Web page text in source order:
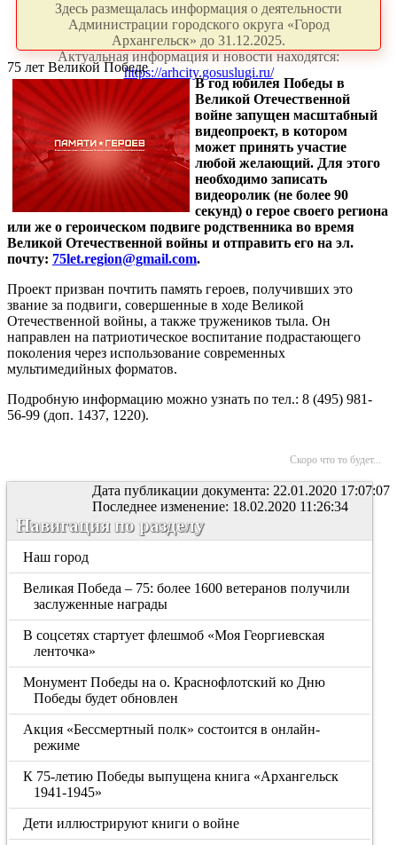
Здесь размещалась информация о деятельности
Администрации городского округа «Город
Архангельск» до 31.12.2025.
Актуальная информация и новости находятся:
https://arhcity.gosuslugi.ru/
75 лет Великой Победе
В год юбилея Победы в
Великой Отечественной
войне запущен масштабный
видеопроект, в котором
может принять участие
любой желающий. Для этого
необходимо записать
видеоролик (не более 90
секунд) о герое своего региона
или же о героическом подвиге родственника во время
Великой Отечественной войны и отправить его на эл.
почту: 75let.region@gmail.com.
Проект призван почтить память героев, получивших это
звание за подвиги, совершенные в ходе Великой
Отечественной войны, а также тружеников тыла. Он
направлен на патриотическое воспитание подрастающего
поколения через использование современных
мультимедийных форматов.
Подробную информацию можно узнать по тел.: 8 (495) 981-
56-99 (доп. 1437, 1220).
Скоро что то будет...
Дата публикации документа: 22.01.2020 17:07:07
Последнее изменение: 18.02.2020 11:26:34
Навигация по разделу
Наш город
Великая Победа – 75: более 1600 ветеранов получили
заслуженные награды
В соцсетях стартует флешмоб «Моя Георгиевская
ленточка»
Монумент Победы на о. Краснофлотский ко Дню
Победы будет обновлен
Акция «Бессмертный полк» состоится в онлайн-
режиме
К 75-летию Победы выпущена книга «Архангельск
1941-1945»
Дети иллюстрируют книги о войне